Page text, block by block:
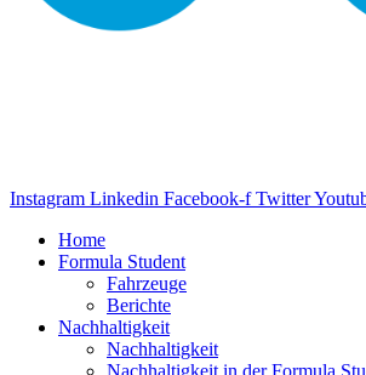
Instagram Linkedin Facebook-f Twitter
Home
Formula Student
Fahrzeuge
Berichte
Nachhaltigkeit
Nachhaltigkeit
Nachhaltigkeit in der Formula